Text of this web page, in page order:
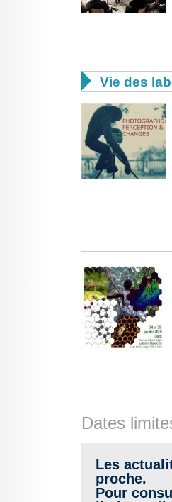
 Vie des
Dates
Les
proche.
Pour